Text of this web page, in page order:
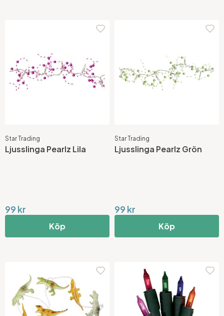
Star Trading
Ljusslinga Pearlz Lila
99 kr
Köp
Star Trading
Ljusslinga Pearlz Grön
99 kr
Köp